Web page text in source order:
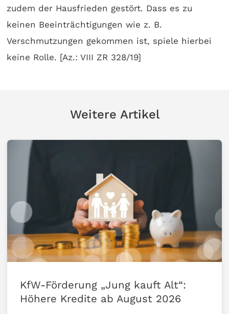
zudem der Hausfrieden gestört. Dass es zu
keinen Beeinträchtigungen wie z. B.
Verschmutzungen gekommen ist, spiele hierbei
keine Rolle. [Az.: VIII ZR 328/19]
Weitere Artikel
KfW-Förderung „Jung kauft Alt“:
Höhere Kredite ab August 2026